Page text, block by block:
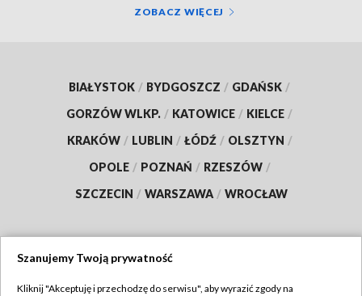
ZOBACZ WIĘCEJ
BIAŁYSTOK / BYDGOSZCZ / GDAŃSK /
GORZÓW WLKP. / KATOWICE / KIELCE /
KRAKÓW / LUBLIN / ŁÓDŹ / OLSZTYN /
OPOLE / POZNAŃ / RZESZÓW /
SZCZECIN / WARSZAWA / WROCŁAW
Szanujemy Twoją prywatność
Kliknij "Akceptuję i przechodzę do serwisu", aby wyrazić zgody na